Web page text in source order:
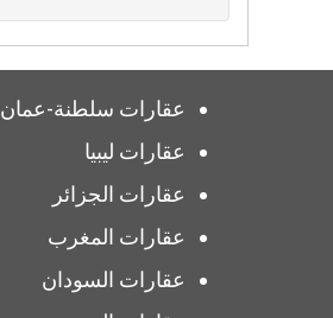
عقارات سلطنة-عمان
عقارات ليبيا
عقارات الجزائر
عقارات المغرب
عقارات السودان